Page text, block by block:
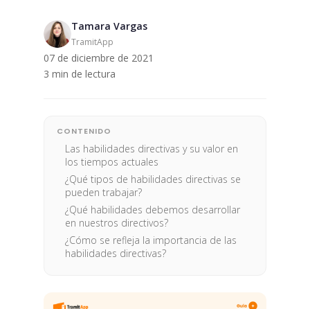
Tamara Vargas
TramitApp
07 de diciembre de 2021
3 min de lectura
CONTENIDO
Las habilidades directivas y su valor en
los tiempos actuales
¿Qué tipos de habilidades directivas se
pueden trabajar?
¿Qué habilidades debemos desarrollar
en nuestros directivos?
¿Cómo se refleja la importancia de las
habilidades directivas?